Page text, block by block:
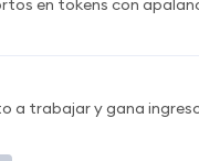
en tokens con
a trabajar y gana